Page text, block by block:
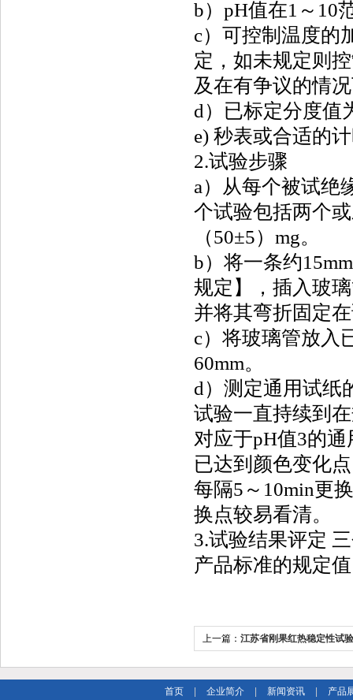
b）pH值在1～10
c）可控制温度的
定，如未规定则
及在有争议的情
d）已标定分度值
e) 秒表或合适的
2.试验步骤
a）从每个被试绝
个试验包括两个
（50±5）mg。
b）将一条约
规定】，插入玻
并将其弯折固定
c）将玻璃管放入
60mm。
d）测定通用试纸
试验一直持续到
对应于pH值3的
已达到颜色变化
每隔5～10min更
换点较易看清。
3.试验结果评定
产品标准的规定
上一篇： 江苏省刚果红热稳定性试
首页 企业简介 新闻资讯 产品